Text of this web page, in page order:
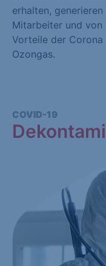
erhalten,
Mitarbeiter und von
Vorteile der
Ozongas.
COVID-19